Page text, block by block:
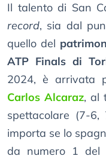
Il talento di San
record, sia dal
quello del
ATP Finals di
2024, è arrivata
Carlos Alcaraz, al
spettacolare (7-
importa se lo
da numero 1 del